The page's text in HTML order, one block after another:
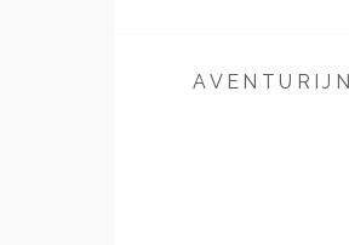
AVENTURIJN